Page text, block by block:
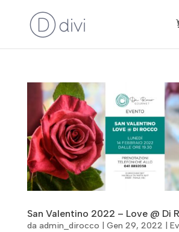
San Valentino 2022 – Love @ Di
da admin_dirocco Gen 29, 2022